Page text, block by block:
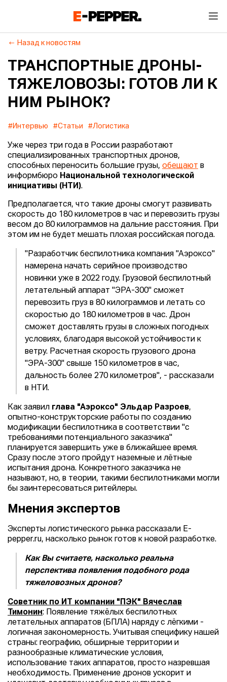
Назад к новостям
ТРАНСПОРТНЫЕ ДРОНЫ-
ТЯЖЕЛОВОЗЫ: ГОТОВ ЛИ К
НИМ РЫНОК?
#Интервью #Статьи #Логистика
Уже через три года в России разработают
специализированных транспортных дронов,
способных переносить большие грузы, обещают в
информбюро Национальной технологической
инициативы (НТИ).
Предполагается, что такие дроны смогут развивать
скорость до 180 километров в час и перевозить грузы
весом до 80 килограммов на дальние расстояния. При
этом им не будет мешать плохая российская погода.
"Разработчик беспилотника компания "Аэроксо"
намерена начать серийное производство
новинки уже в 2022 году. Грузовой беспилотный
летательный аппарат "ЭРА-300" сможет
перевозить груз в 80 килограммов и летать со
скоростью до 180 километров в час. Дрон
сможет доставлять грузы в сложных погодных
условиях, благодаря высокой устойчивости к
ветру. Расчетная скорость грузового дрона
"ЭРА-300" свыше 150 километров в час,
дальность более 270 километров", - рассказали
в НТИ.
Как заявил глава "Аэроксо" Эльдар Разроев,
опытно-конструкторские работы по созданию
модификации беспилотника в соответствии "с
требованиями потенциального заказчика"
планируется завершить уже в ближайшее время.
Сразу после этого пройдут наземные и лётные
испытания дрона. Конкретного заказчика не
называют, но, в теории, такими беспилотниками могли
бы заинтересоваться ритейлеры.
Мнения экспертов
Эксперты логистического рынка рассказали E-
pepper.ru, насколько рынок готов к новой разработке.
Как Вы считаете, насколько реальна
перспектива появления подобного рода
тяжеловозных дронов?
Советник по ИТ компании "ПЭК" Вячеслав
Тимонин: Появление тяжёлых беспилотных
летательных аппаратов (БПЛА) наряду с лёгкими -
логичная закономерность. Учитывая специфику нашей
страны: географию, обширные территории и
разнообразные климатические условия,
использование таких аппаратов, просто назревшая
необходимость. Применение дронов ускорит и